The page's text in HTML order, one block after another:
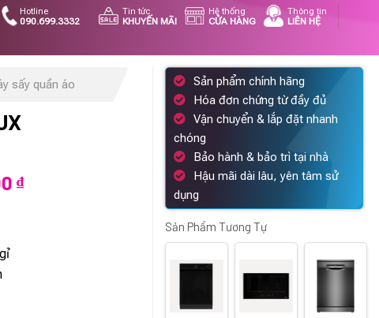
Hotline
090.699.3332
Tin tức
KHUYẾN MÃI
Hệ thống
CỬA HÀNG
Thông tin
LIÊN HỆ
sấy quần áo
₫Giá
Sản phẩm chính hãng
Hóa đơn chứng từ đầy đủ
Vận chuyển & lắp đặt nhanh
chóng
Bảo hành & bảo trì tại nhà
Hậu mãi dài lâu, yên tâm sử
dụng
Sản Phẩm Tương Tự